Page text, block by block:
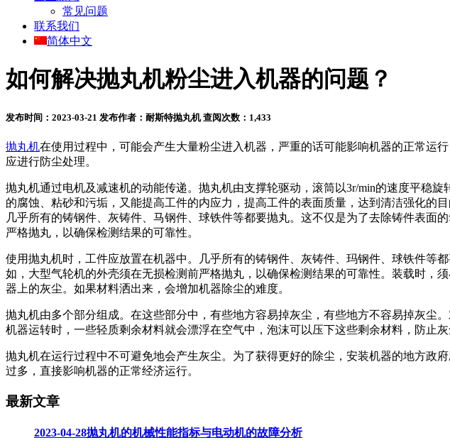
常见问题
联系我们
简体中文
如何解决抛丸机粉尘进入机器的问题？
发布时间：2023-03-21 发布作者：耐斯特抛丸机 查阅次数：1,433
抛丸机在使用过程中，可能会产生大量粉尘进入机器，严重的话可能影响机器的正常运
应进行防尘处理。
抛丸机通过电机及减速机的动能传递。抛丸机由支撑轮驱动，滚筒以3r/min的速度平稳
的腐蚀、粘砂和污垢，又能提高工件的内应力，提高工件的表面质量，达到清洁强化的目
几乎所有的铸钢件、灰铸件、马钢件、球铁件等都要抛丸。这不仅是为了去除铸件表
严格抛丸，以确保检测结果的可靠性。
使用抛丸机时，工件应放置在机器中。几乎所有的铸钢件、灰铸件、玛钢件、球铁件等
如，大型气轮机的外壳须在无损检测前严格抛丸，以确保检测结果的可靠性。装载时，
器上的灰尘。如果材料洒出来，会增加机器除尘的难度。
抛丸机由多个部分组成。在这些部分中，有些地方容易掉灰尘，有些地方不容易掉灰尘
机器运转时，一些轻质剩余材料就会漂浮在空气中，泡沫可以压下这些剩余材料，防止灰
抛丸机在运行过程中不可避免地会产生灰尘。为了获得更好的除尘，安装机器的地方政
过多，直接影响机器的正常经济运行。
最新文章
2023-04-28抛丸机的机械性能指标与电动机的故障分析